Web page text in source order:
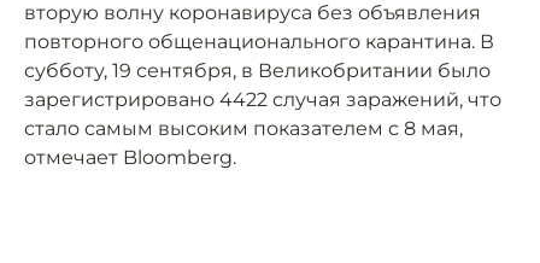
вторую волну коронавируса без объявления
повторного общенационального карантина. В
субботу, 19 сентября, в Великобритании было
зарегистрировано 4422 случая заражений, что
стало самым высоким показателем с 8 мая,
отмечает Bloomberg.